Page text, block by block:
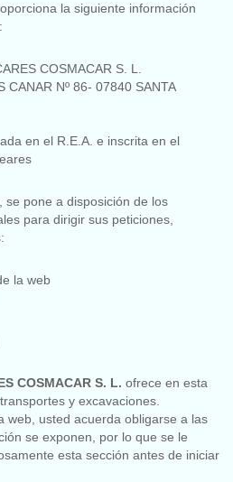
la siguiente información
COSMACAR S. L.
CANAR Nº 86- 07840 SANTA
en el R.E.A. e inscrita en el
se pone a disposición de los
para dirigir sus peticiones,
la web
COSMACAR S. L. ofrece en esta
y excavaciones.
web, usted acuerda obligarse a las
se exponen, por lo que se le
esta sección antes de iniciar